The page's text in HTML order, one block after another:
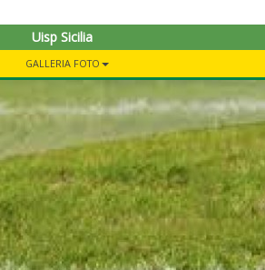
Uisp Sicilia
GALLERIA FOTO